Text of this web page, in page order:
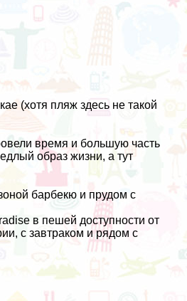
(хотя пляж здесь не такой
время и большую часть
образ жизни, а тут
барбекю и прудом с
в пешей доступности от
с завтраком и рядом с